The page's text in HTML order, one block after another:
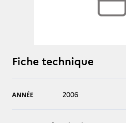
Fiche technique
ANNÉE 2006